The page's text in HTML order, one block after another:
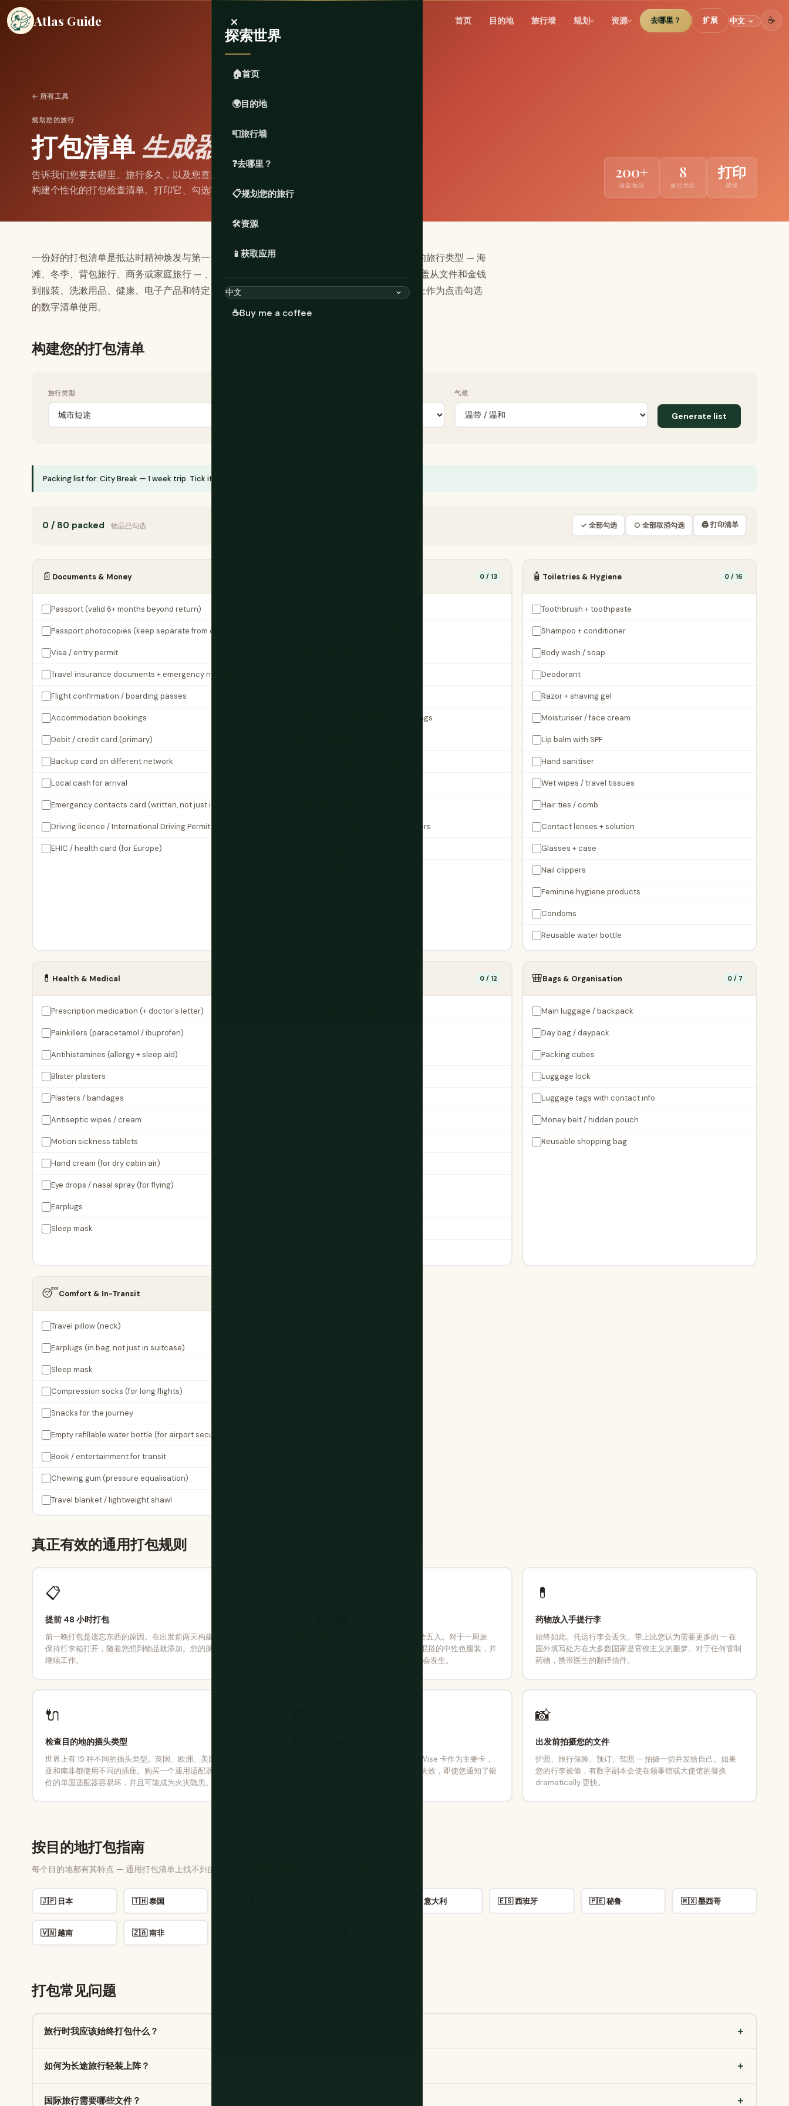
Atlas Guide 首页 目的地 旅行墙 规划 资源 去哪里？ 扩展 ☕
×
探索世界
🏠首页
🌍目的地
📮旅行墙
❓去哪里？
📋规划您的旅行
🛠️资源
📱 获取应用
☕Buy me a coffee
← 所有工具
规划您的旅行
打包清单 生成器
告诉我们您要去哪里、旅行多久，以及您喜欢的旅行方式 — 我们将立即为您
构建个性化的打包检查清单。打印它、勾选它，再也不要忘记您的适配器。
200+
涵盖物品
8
旅行类型
打印
就绪
一份好的打包清单是抵达时精神焕发与第一天花费在寻找药店之间的区别。这个生成器根据您的旅行类型 — 海
滩、冬季、背包旅行、商务或家庭旅行 — 、旅行时长和个人打包风格定制您的检查清单。它涵盖从文件和金钱
到服装、洗漱用品、健康、电子产品和特定目的地装备的每个类别。完成后，打印它或在手机上作为点击勾选
的数字清单使用。
构建您的打包清单
旅行类型 气候
Generate list
Packing list for: City Break — 1 week trip. Tick items off as you pack them.
0 / 80 packed 物品已勾选 ✓ 全部勾选 ○ 全部取消勾选 🖨 打印清单
📄 Documents & Money
Passport (valid 6+ months beyond return)
Passport photocopies (keep separate from original)
Visa / entry permit
Travel insurance documents + emergency number
Flight confirmation / boarding passes
Accommodation bookings
Debit / credit card (primary)
Backup card on different network
Local cash for arrival
Emergency contacts card (written, not just in phone)
Driving licence / International Driving Permit
EHIC / health card (for Europe)
0 / 13
Light dress / smart outfit for evenings
Comfortable walking shoes / trainers
🧴 Toiletries & Hygiene 0 / 16
Toothbrush + toothpaste
Shampoo + conditioner
Body wash / soap
Deodorant
Razor + shaving gel
Moisturiser / face cream
Lip balm with SPF
Hand sanitiser
Wet wipes / travel tissues
Hair ties / comb
Contact lenses + solution
Glasses + case
Nail clippers
Feminine hygiene products
Condoms
Reusable water bottle
💊 Health & Medical
Prescription medication (+ doctor's letter)
Painkillers (paracetamol / ibuprofen)
Antihistamines (allergy + sleep aid)
Blister plasters
Plasters / bandages
Antiseptic wipes / cream
Motion sickness tablets
Hand cream (for dry cabin air)
Eye drops / nasal spray (for flying)
Earplugs
Sleep mask
0 / 12 🎒Bags & Organisation 0 / 7
Main luggage / backpack
Day bag / daypack
Packing cubes
Luggage lock
Luggage tags with contact info
Money belt / hidden pouch
Reusable shopping bag
😴Comfort & In-Transit
Travel pillow (neck)
Earplugs (in bag, not just in suitcase)
Sleep mask
Compression socks (for long flights)
Snacks for the journey
Empty refillable water bottle (for airport security)
Book / entertainment for transit
Chewing gum (pressure equalisation)
Travel blanket / lightweight shawl
真正有效的通用打包规则
📋
提前 48 小时打包
前一晚打包是遗忘东西的原因。在出发前两天构建您的清单，
保持行李箱打开，随着您想到物品就添加。您的脑子会在夜间
继续工作。
对于大多数旅行：每 3 天 1 套服装，四舍五入。对于一周旅
行，大约需要 3 套完整服装。选择可以混搭的中性色服装，并
打包比您认为需要多一层 — 寒流到处都会发生。
💊
药物放入手提行李
始终如此。托运行李会丢失。带上比您认为需要更多的 — 在
国外填写处方在大多数国家是官僚主义的噩梦。对于任何管制
药物，携带医生的翻译信件。
🔌
检查目的地的插头类型
世界上有 15 种不同的插头类型。英国、欧洲、美国、澳大利
亚和南非都使用不同的插座。购买一个通用适配器值得 — 廉
价的单国适配器容易坏，并且可能成为火灾隐患。
带一张 Visa 和一张 Mastercard — 或 Wise 卡作为主要卡，
银行卡作为备用。卡在国外因安全原因失效，即使您通知了银
📸
出发前拍摄您的文件
护照、旅行保险、预订、驾照 — 拍摄一切并发给自己。如果
您的行李被偷，有数字副本会使在领事馆或大使馆的替换
dramatically 更快。
按目的地打包指南
每个目的地都有其特点 — 通用打包清单上找不到的东西。查看我们的国家指南以获取特定目的地建议。
🇯🇵 日本 🇹🇭 泰国 🇮🇹 意大利 🇪🇸 西班牙 🇵🇪 秘鲁 🇲🇽 墨西哥
🇻🇳 越南 🇿🇦 南非
打包常见问题
旅行时我应该始终打包什么？
如何为长途旅行轻装上阵？
国际旅行需要哪些文件？